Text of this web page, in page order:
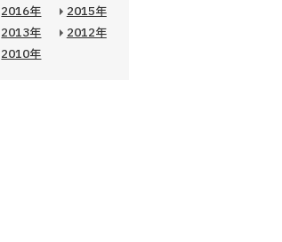
2016年
2015年
2013年
2012年
2010年